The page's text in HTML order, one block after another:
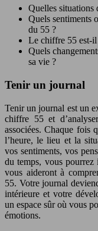
Quelles situations
Quels sentiments
du 55 ?
Le chiffre 55 est-il
Quels
sa vie ?
Tenir un journal
Tenir un journal est un
chiffre 55 et
associées. Chaque fois
l’heure, le lieu et la
vos sentiments, vos
du temps, vous pourrez
vous aideront à
55. Votre journal
intérieure et votre
un espace sûr où vous
émotions.